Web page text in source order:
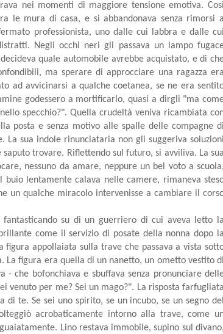
nei momenti di maggiore tensione emotiva. Così
le mura di casa, e si abbandonava senza rimorsi a
professionista, uno dalle cui labbra e dalle cui
Negli occhi neri gli passava un lampo
quale automobile avrebbe acquistato, e di
ma sperare di approcciare una ragazza era
ad avvicinarsi a qualche coetanea, se ne era
godessero a mortificarlo, quasi a dirgli "ma
specchio?". Quella crudeltà veniva ricambiata
posta e senza motivo alle spalle delle compagne di
La sua indole rinunciataria non gli suggeriva soluzioni
trovare. Riflettendo sul futuro, si avviliva. La sua
nessuno da amare, neppure un bel voto a scuola,
buio lentamente calava nelle camere, rimaneva
un qualche miracolo intervenisse a cambiare il
su di un guerriero di cui aveva letto la
come il servizio di posate della nonna dopo la
appollaiata sulla trave che passava a vista
figura era quella di un nanetto, un ometto vestito di
- che bofonchiava e sbuffava senza pronunciare
venuto per me? Sei un mago?". La risposta farfugliata
te. Se sei uno spirito, se un incubo, se un segno del
acrobaticamente intorno alla trave, come
Lino restava immobile, supino sul divano,